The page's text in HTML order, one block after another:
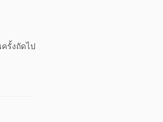
รั้งถัดไป